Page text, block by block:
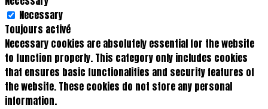
Necessary
Toujours activé
Necessary cookies are absolutely essential for the website
to function properly. This category only includes cookies
that ensures basic functionalities and security features of
the website. These cookies do not store any personal
information.